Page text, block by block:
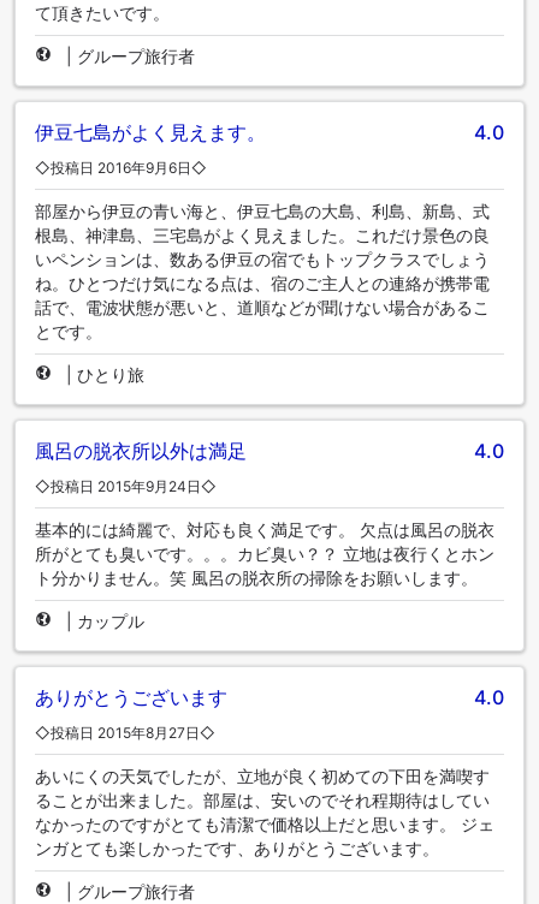
て頂きたいです。
グループ旅行者
伊豆七島がよく見えます。 4.0
◇投稿日 2016年9月6日◇
部屋から伊豆の青い海と、伊豆七島の大島、利島、新島、式
根島、神津島、三宅島がよく見えました。これだけ景色の良
いペンションは、数ある伊豆の宿でもトップクラスでしょう
ね。ひとつだけ気になる点は、宿のご主人との連絡が携帯電
話で、電波状態が悪いと、道順などが聞けない場合があるこ
とです。
ひとり旅
風呂の脱衣所以外は満足 4.0
◇投稿日 2015年9月24日◇
基本的には綺麗で、対応も良く満足です。 欠点は風呂の脱衣
所がとても臭いです。。。カビ臭い？？ 立地は夜行くとホン
ト分かりません。笑 風呂の脱衣所の掃除をお願いします。
カップル
ありがとうございます 4.0
◇投稿日 2015年8月27日◇
あいにくの天気でしたが、立地が良く初めての下田を満喫す
ることが出来ました。部屋は、安いのでそれ程期待はしてい
なかったのですがとても清潔で価格以上だと思います。 ジェ
ンガとても楽しかったです、ありがとうございます。
グループ旅行者